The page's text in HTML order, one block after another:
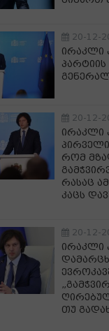
20-12-
ირაკლი
20-12-
ირაკლი
რომ
რასაც
კაცს
20-12-
ირაკლი
თუ